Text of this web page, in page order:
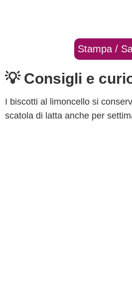
Stampa /
💡 Consigli e
I biscotti al limoncello si
scatola di latta anche per